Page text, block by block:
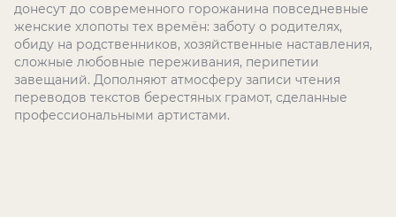
донесут до современного горожанина повседневные
женские хлопоты тех времён: заботу о родителях,
обиду на родственников, хозяйственные наставления,
сложные любовные переживания, перипетии
завещаний. Дополняют атмосферу записи чтения
переводов текстов берестяных грамот, сделанные
профессиональными артистами.